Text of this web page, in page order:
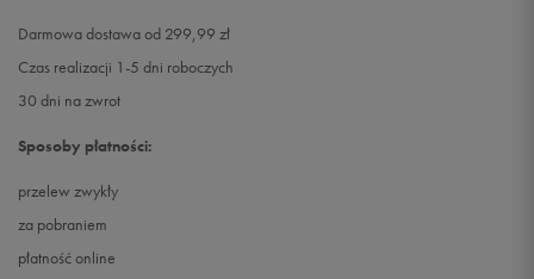
Darmowa dostawa od 299,99 zł
Czas realizacji 1-5 dni roboczych
30 dni na zwrot
Sposoby płatności:
przelew zwykły
za pobraniem
płatność online